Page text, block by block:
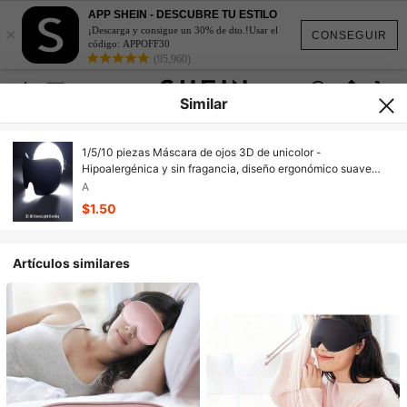
CONSEGUIR
×
APP SHEIN - DESCUBRE TU ESTILO
¡Descarga y consigue un 30% de dto.!Usar el
código: APPOFF30
(95,960)
Similar
1/5/10 piezas Máscara de ojos 3D de unicolor -
Hipoalergénica y sin fragancia, diseño ergonómico suave
(unisex) - Adecuado para viajes, hogar, oficina, a prueba de
fugas, color neutro, regalo ideal
A
$1.50
Artículos similares